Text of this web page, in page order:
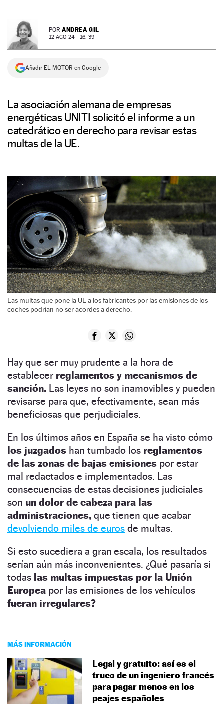
SÍGUENOS
POR ANDREA GIL
12 AGO 24 - 16: 39
Añadir EL MOTOR en Google
La asociación alemana de empresas
energéticas UNITI solicitó el informe a un
catedrático en derecho para revisar estas
multas de la UE.
Las multas que pone la UE a los fabricantes por las emisiones de los
coches podrían no ser acordes a derecho.
Hay que ser muy prudente a la hora de
establecer reglamentos y mecanismos de
sanción. Las leyes no son inamovibles y pueden
revisarse para que, efectivamente, sean más
beneficiosas que perjudiciales.
En los últimos años en España se ha visto cómo
los juzgados han tumbado los reglamentos
de las zonas de bajas emisiones por estar
mal redactados e implementados. Las
consecuencias de estas decisiones judiciales
son un dolor de cabeza para las
administraciones, que tienen que acabar
devolviendo miles de euros de multas.
Si esto sucediera a gran escala, los resultados
serían aún más inconvenientes. ¿Qué pasaría si
todas las multas impuestas por la Unión
Europea por las emisiones de los vehículos
fueran irregulares?
MÁS INFORMACIÓN
Legal y gratuito: así es el
truco de un ingeniero francés
para pagar menos en los
peajes españoles